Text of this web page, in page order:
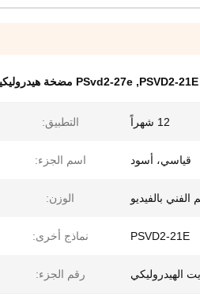
, PSvd2-27e مضخة هيدروليكية رئيسية
12 شهراً التطبيق:
قياسي، أسود اسم الجزء:
الفني بالفيديو الوزن:
PSVD2-21E نماذج أخرى:
الهيدروليكي رقم الجزء: